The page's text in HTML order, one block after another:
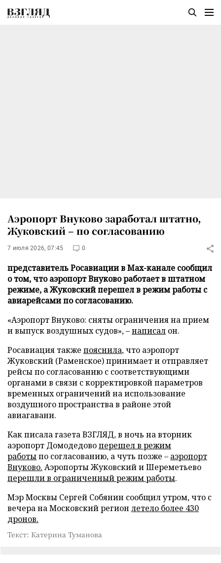
Аэропорт Внуково заработал штатно,
Жуковский – по согласованию
7 июля 2026, 07:45 0
представитель Росавиации в Max-канале сообщил
о том, что аэропорт Внуково работает в штатном
режиме, а Жуковский перешел в режим работы с
авиарейсами по согласованию.
«Аэропорт Внуково: сняты ограничения на прием
и выпуск воздушных судов», –написал он.
Росавиация также пояснила, что аэропорт
Жуковский (Раменское) принимает и отправляет
рейсы по согласованию с соответствующими
органами в связи с корректировкой параметров
временных ограничений на использование
воздушного пространства в районе этой
авиагавани.
Как писала газета ВЗГЛЯД, в ночь на вторник
аэропорт Домодедовоперешел в режим
работыпо согласованию, а чуть позже – аэропорт
Внуково. Аэропорты Жуковский и Шереметьево
перешли в ограниченный режим работы.
Мэр Москвы Сергей Собянин сообщил утром, что с
вечера на Московский регион летело более 430
дронов.
Текст: Катерина Туманова